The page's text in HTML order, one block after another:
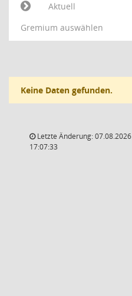
Aktuell
Gremium auswählen
Keine Daten gefunden.
Letzte Änderung: 07.08.2026
17:07:33